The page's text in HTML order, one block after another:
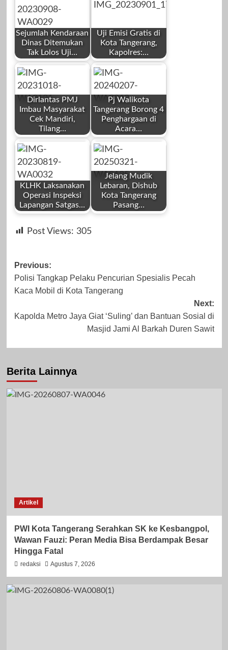
Sejumlah Kendaraan
Dinas Ditemukan
Tak Lolos Uji…
by
Redaksi
September 8,
2023
Uji Emisi Gratis di
Kota Tangerang,
Kapolres:…
by
Redaksi
September 1,
2023
Dirlantas PMJ
Imbau Masyarakat
Cek Mandiri,
Tilang…
by
Redaksi
Oktober 18, 2023
Pj Walikota
Tangerang Borong 4
Penghargaan di
Acara…
by
Redaksi
Februari 7, 2024
KLHK Laksanakan
Operasi Inspeksi
Lapangan Satgas…
Redaksi
Jelang Mudik
Lebaran, Dishub
Kota Tangerang
Pasang…
Redaksi
Post Views: 305
Post
navigation
Previous:
Polisi Tangkap Pelaku Pencurian Spesialis Pecah
Kaca Mobil di Kota Tangerang
Next:
Kapolda Metro Jaya Giat ‘Suling’ dan Bantuan Sosial di
Masjid Jami Al Barkah Duren Sawit
Berita Lainnya
Artikel
PWI Kota Tangerang Serahkan SK ke Kesbangpol,
Wawan Fauzi: Peran Media Bisa Berdampak Besar
Hingga Fatal
redaksi Agustus 7, 2026